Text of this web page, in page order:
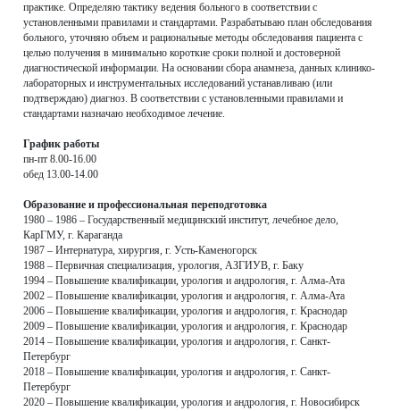
практике. Определяю тактику ведения больного в соответствии с
установленными правилами и стандартами. Разрабатываю план обследования
больного, уточняю объем и рациональные методы обследования пациента с
целью получения в минимально короткие сроки полной и достоверной
диагностической информации. На основании сбора анамнеза, данных клинико-
лабораторных и инструментальных исследований устанавливаю (или
подтверждаю) диагноз. В соответствии с установленными правилами и
стандартами назначаю необходимое лечение.
График работы
пн-пт 8.00-16.00
обед 13.00-14.00
Образование и профессиональная переподготовка
1980 – 1986 – Государственный медицинский институт, лечебное дело,
КарГМУ, г. Караганда
1987 – Интернатура, хирургия, г. Усть-Каменогорск
1988 – Первичная специализация, урология, АЗГИУВ, г. Баку
1994 – Повышение квалификации, урология и андрология, г. Алма-Ата
2002 – Повышение квалификации, урология и андрология, г. Алма-Ата
2006 – Повышение квалификации, урология и андрология, г. Краснодар
2009 – Повышение квалификации, урология и андрология, г. Краснодар
2014 – Повышение квалификации, урология и андрология, г. Санкт-
Петербург
2018 – Повышение квалификации, урология и андрология, г. Санкт-
Петербург
2020 – Повышение квалификации, урология и андрология, г. Новосибирск